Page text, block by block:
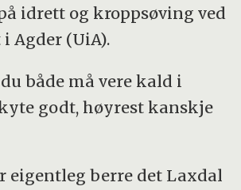
idrett og kroppsøving ved
Agder (UiA).
både må vere kald i
godt, høyrest kanskje
eigentleg berre det Laxdal